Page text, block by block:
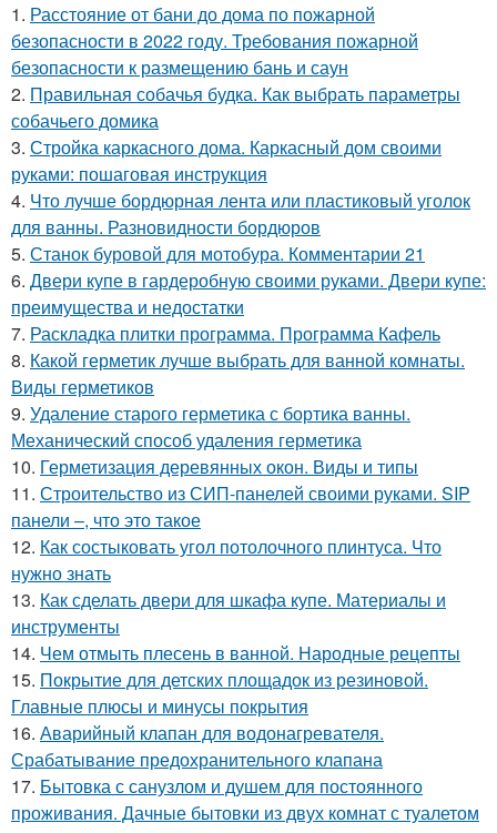
1. Расстояние от бани до дома по пожарной
безопасности в 2022 году. Требования пожарной
безопасности к размещению бань и саун
2. Правильная собачья будка. Как выбрать параметры
собачьего домика
3. Стройка каркасного дома. Каркасный дом своими
руками: пошаговая инструкция
4. Что лучше бордюрная лента или пластиковый уголок
для ванны. Разновидности бордюров
5. Станок буровой для мотобура. Комментарии 21
6. Двери купе в гардеробную своими руками. Двери купе:
преимущества и недостатки
7. Раскладка плитки программа. Программа Кафель
8. Какой герметик лучше выбрать для ванной комнаты.
Виды герметиков
9. Удаление старого герметика с бортика ванны.
Механический способ удаления герметика
10. Герметизация деревянных окон. Виды и типы
11. Строительство из СИП-панелей своими руками. SIP
панели –, что это такое
12. Как состыковать угол потолочного плинтуса. Что
нужно знать
13. Как сделать двери для шкафа купе. Материалы и
инструменты
14. Чем отмыть плесень в ванной. Народные рецепты
15. Покрытие для детских площадок из резиновой.
Главные плюсы и минусы покрытия
16. Аварийный клапан для водонагревателя.
Срабатывание предохранительного клапана
17. Бытовка с санузлом и душем для постоянного
проживания. Дачные бытовки из двух комнат с туалетом